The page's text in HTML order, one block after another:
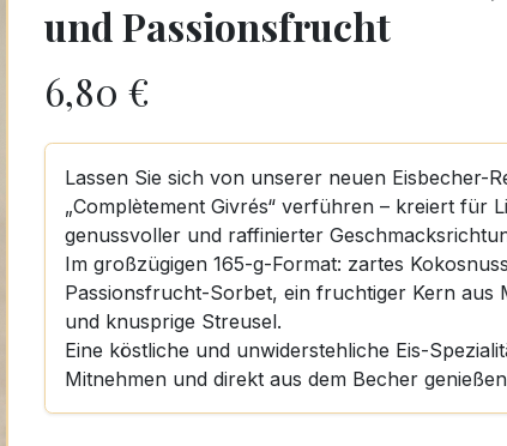
und Passionsfrucht
6,80 €
Lassen Sie sich von unserer neuen Eisbecher-
„Complètement Givrés“ verführen – kreiert für
genussvoller und raffinierter
Im großzügigen 165-g-Format: zartes
Passionsfrucht-Sorbet, ein fruchtiger Kern aus
und knusprige Streusel.
Eine köstliche und unwiderstehliche Eis-
Mitnehmen und direkt aus dem Becher